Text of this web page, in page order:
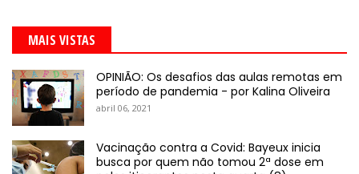
MAIS VISTAS
OPINIÃO: Os desafios das aulas remotas em
período de pandemia - por Kalina Oliveira
abril 06, 2021
Vacinação contra a Covid: Bayeux inicia
busca por quem não tomou 2ª dose em